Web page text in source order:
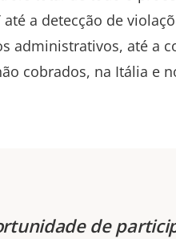
a detecção de
administrativos, até a
cobrados, na Itália e
de